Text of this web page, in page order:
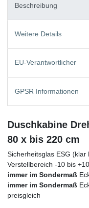
Beschreibung
Weitere Details
EU-Verantwortlicher
GPSR Informationen
Duschkabine
80 x bis 220 cm
Sicherheitsglas ESG
Verstellbereich -10 bis
immer im Sondermaß
immer im Sondermaß
preisgleich